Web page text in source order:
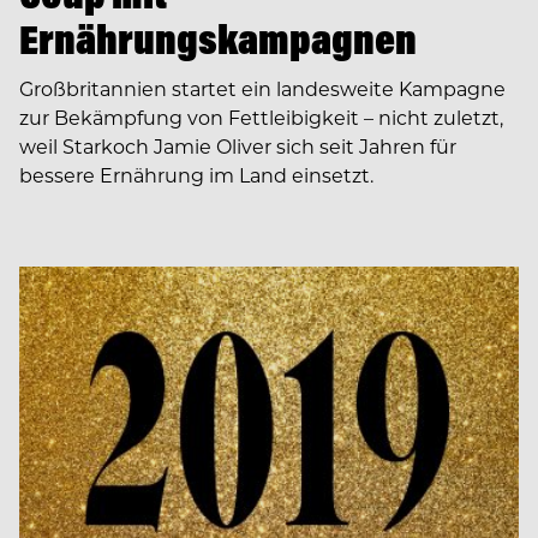
Ernährungskampagnen
Großbritannien startet ein landesweite Kampagne
zur Bekämpfung von Fettleibigkeit – nicht zuletzt,
weil Starkoch Jamie Oliver sich seit Jahren für
bessere Ernährung im Land einsetzt.